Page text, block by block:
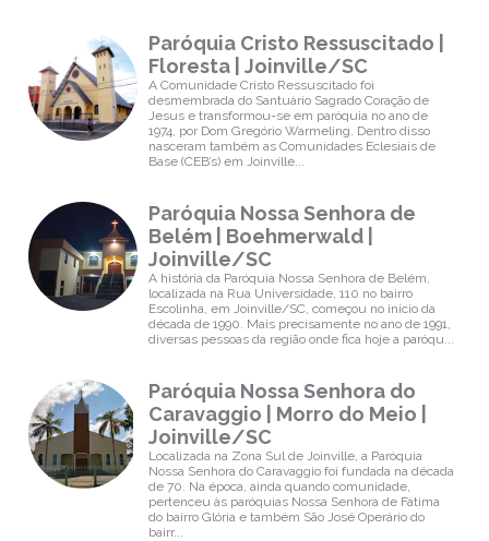
Paróquia Cristo Ressuscitado |
Floresta | Joinville/SC
A Comunidade Cristo Ressuscitado foi
desmembrada do Santuário Sagrado Coração de
Jesus e transformou-se em paróquia no ano de
1974, por Dom Gregório Warmeling. Dentro disso
nasceram também as Comunidades Eclesiais de
Base (CEB’s) em Joinville...
Paróquia Nossa Senhora de
Belém | Boehmerwald |
Joinville/SC
A história da Paróquia Nossa Senhora de Belém,
localizada na Rua Universidade, 110 no bairro
Escolinha, em Joinville/SC, começou no início da
década de 1990. Mais precisamente no ano de 1991,
diversas pessoas da região onde fica hoje a paróqu...
Paróquia Nossa Senhora do
Caravaggio | Morro do Meio |
Joinville/SC
Localizada na Zona Sul de Joinville, a Paróquia
Nossa Senhora do Caravaggio foi fundada na década
de 70. Na época, ainda quando comunidade,
pertenceu às paróquias Nossa Senhora de Fátima
do bairro Glória e também São José Operário do
bairr...